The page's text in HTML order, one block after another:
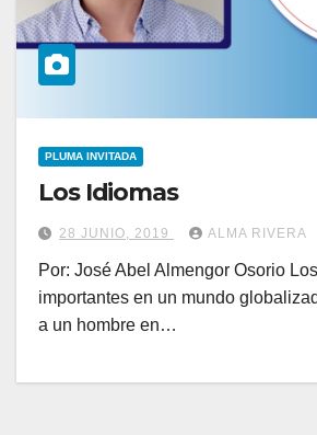
PLUMA INVITADA
Los Idiomas
28 JUNIO, 2019 ALMA RIVERA
Por: José Abel Almengor Osorio
importantes en un mundo
a un hombre en…